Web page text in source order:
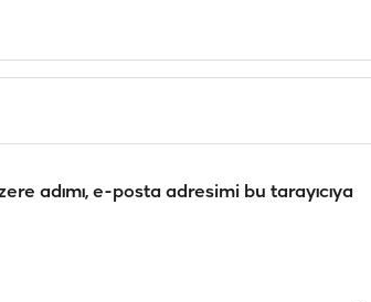
adımı, e-posta adresimi bu tarayıcıya